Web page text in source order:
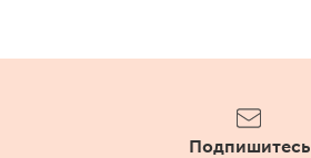
Подпишитесь